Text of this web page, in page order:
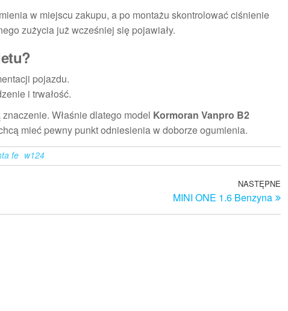
w miejscu zakupu, a po montażu skontrolować ciśnienie
zużycia już wcześniej się pojawiały.
pojazdu.
i trwałość.
Właśnie dlatego model Kormoran Vanpro B2
mieć pewny punkt odniesienia w doborze ogumienia.
fe w124
NASTĘPNE
MINI ONE 1.6 Benzyna